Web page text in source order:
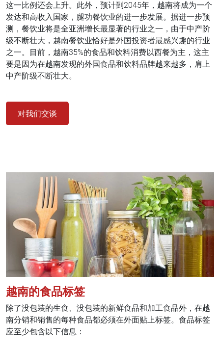
这一比例还会上升。此外，预计到2045年，越南将成为一个
发达和高收入国家，腿功餐饮业的进一步发展。据进一步预
测，餐饮业将是全亚洲增长最显著的行业之一，由于中产阶
级不断壮大，越南餐饮业恰好是外国投资者最感兴趣的行业
之一。目前，越南35%的食品和饮料消费以西餐为主，这主
要是因为在越南发现的外国食品和饮料品牌越来越多，肩上
中产阶级不断壮大。
对我们交谈
越南的食品标签
除了没包装的生食、没包装的新鲜食品和加工食品外，在越
南分销和销售的每种食品都必须在外面贴上标签。食品标签
应至少包含以下信息：